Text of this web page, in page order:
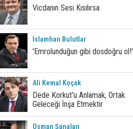
Vicdanın Sesi Kısılırsa
İslamhan Bulutlar
'Emrolunduğun gibi dosdoğru ol!'
Ali Kemal Koçak
Dede Korkut'u Anlamak, Ortak
Geleceği İnşa Etmektir
Osman Şanalan